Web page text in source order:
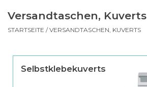
Versandtaschen, Kuverts
STARTSEITE /VERSANDTASCHEN, KUVERTS
Selbstklebekuverts